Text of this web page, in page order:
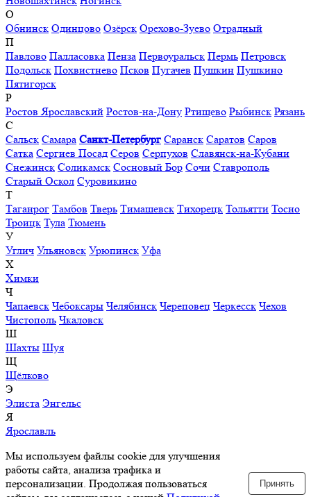
О
Обнинск Одинцово Озёрск Орехово-Зуево Отрадный
П
Павлово Палласовка Пенза Первоуральск Пермь Петровск
Подольск Похвистнево Псков Пугачев Пушкин Пушкино
Пятигорск
Р
Ростов Ярославский Ростов-на-Дону Ртищево Рыбинск Рязань
С
Сальск Самара Санкт-Петербург Саранск Саратов Саров
Сатка Сергиев Посад Серов Серпухов Славянск-на-Кубани
Снежинск Соликамск Сосновый Бор Сочи Ставрополь
Старый Оскол Суровикино
Т
Таганрог Тамбов Тверь Тимашевск Тихорецк Тольятти Тосно
Троицк Тула Тюмень
У
Углич Ульяновск Урюпинск Уфа
Х
Химки
Ч
Чапаевск Чебоксары Челябинск Череповец Черкесск Чехов
Чистополь Чкаловск
Ш
Шахты Шуя
Щ
Щёлково
Э
Элиста Энгельс
Я
Ярославль
Мы используем файлы cookie для улучшения
работы сайта, анализа трафика и
персонализации. Продолжая пользоваться
Принять